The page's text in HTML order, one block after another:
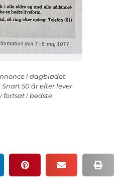
i dagbladet
50 år efter lever
fortsat i bedste